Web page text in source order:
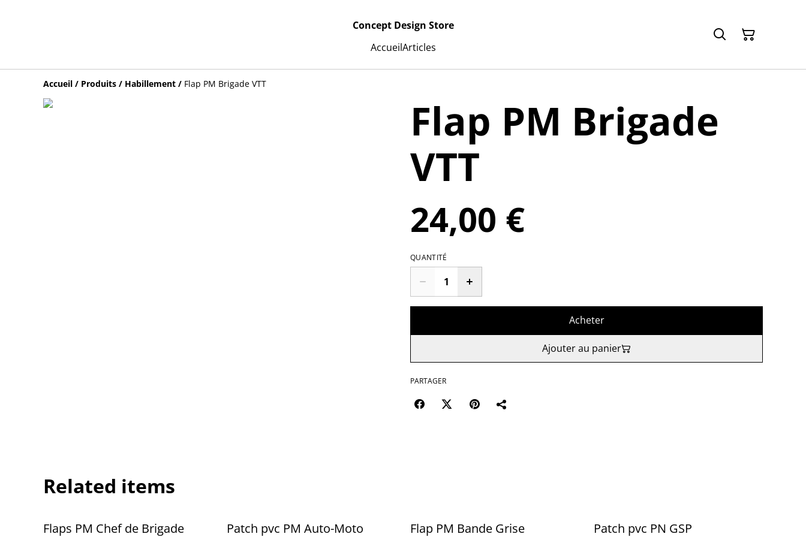
Concept Design Store
AccueilArticles
Accueil / Produits / Habillement / Flap PM Brigade VTT
Flap PM Brigade
VTT
24,00 €
QUANTITÉ
Acheter
Ajouter au panier
PARTAGER
Related items
Flaps PM Chef de Brigade Patch pvc PM Auto-Moto Flap PM Bande Grise Patch pvc PN GSP